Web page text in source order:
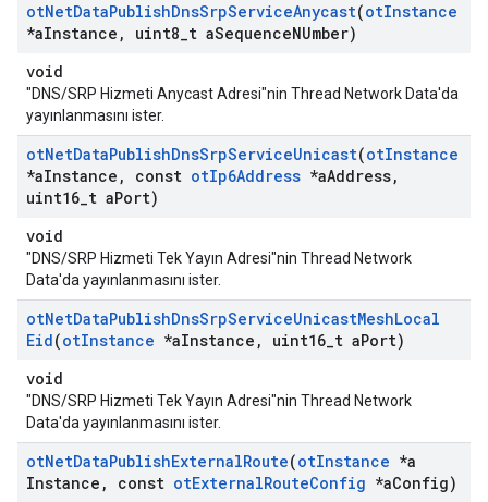
otNetDataPublishDnsSrpServiceAnycast(otInstance
*aInstance , uint8 t aSequenceNUmber)
void
"DNS/SRP Hizmeti Anycast Adresi"nin Thread Network Data'da
yayınlanmasını ister.
otNetDataPublishDnsSrpServiceUnicast(otInstance
*aInstance , const otIp6Address *aAddress,
uint16 t aPort)
void
"DNS/SRP Hizmeti Tek Yayın Adresi"nin Thread Network
Data'da yayınlanmasını ister.
otNetDataPublishDnsSrpServiceUnicastMeshLocal
Eid(otInstance *aInstance , uint16 t aPort)
void
"DNS/SRP Hizmeti Tek Yayın Adresi"nin Thread Network
Data'da yayınlanmasını ister.
otNetDataPublishExternalRoute(otInstance *a
Instance , const otExternalRouteConfig *aConfig)